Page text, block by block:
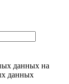
данных на
данных